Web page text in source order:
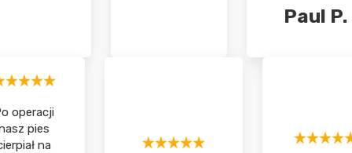
Paul P.
operacji
pies
na